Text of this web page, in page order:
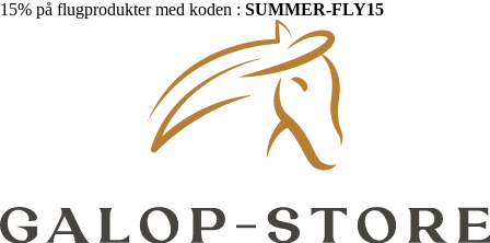
15% på flugprodukter med koden : SUMMER-FLY15